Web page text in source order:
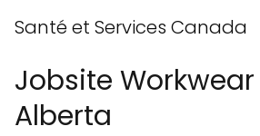
Santé et Services Canada
Jobsite
Alberta